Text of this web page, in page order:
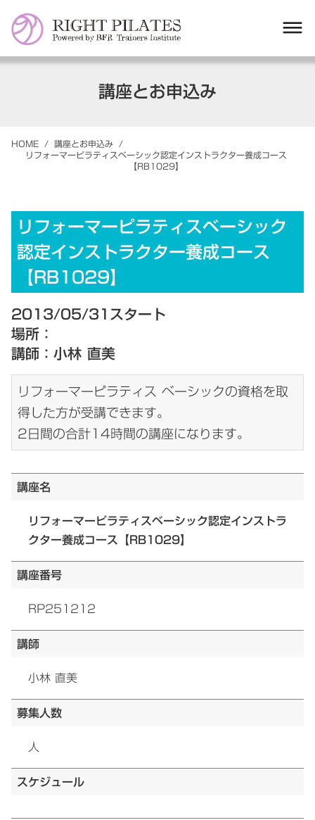
講座とお申込み
HOME / 講座とお申込み /
リフォーマーピラティスベーシック認定インストラクター養成コース
【RB1029】
リフォーマーピラティスベーシック
認定インストラクター養成コース
【RB1029】
2013/05/31スタート
場所：
講師：小林 直美
リフォーマーピラティス ベーシックの資格を取
得した方が受講できます。
2日間の合計14時間の講座になります。
講座名
リフォーマーピラティスベーシック認定インストラ
クター養成コース【RB1029】
講座番号
RP251212
講師
小林 直美
募集人数
人
スケジュール
dehaze